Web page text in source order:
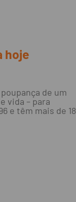
hoje
de um
vida – para
e têm mais de 18